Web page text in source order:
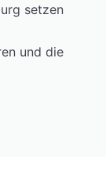
setzen
und die